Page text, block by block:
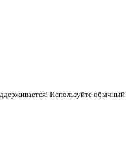
Используйте обычный